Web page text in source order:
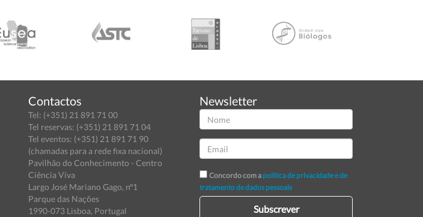
Contactos
Tel: (+351) 21 891 71 00
Tel reservas: (+351) 21 891 71 04
Tel eventos: (+351) 21 891 71 90
(chamadas para a rede fixa nacional)
Pavilhão do Conhecimento - Centro
Ciência Viva
Largo José Mariano Gago, nº1
Parque das Nações
1990-073 Lisboa, Portugal
Newsletter
Concordo com a política de privacidade e de
tratamento de dados pessoais
Subscrever